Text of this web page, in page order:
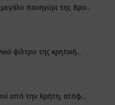
πανηγύρι της Βρο...
φίλτρο της κρητική...
από την Κρήτη, ατόφ...